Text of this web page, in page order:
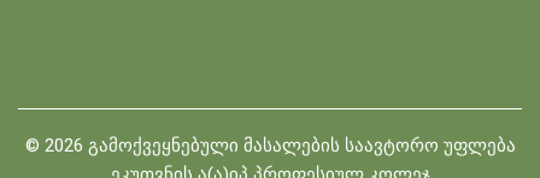
© 2026 გამოქვეყნებული მასალების საავტორო უფლება